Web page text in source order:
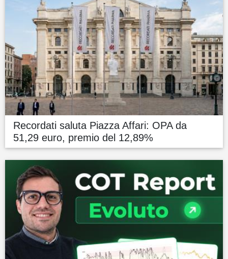
Recordati saluta Piazza Affari: OPA da
51,29 euro, premio del 12,89%